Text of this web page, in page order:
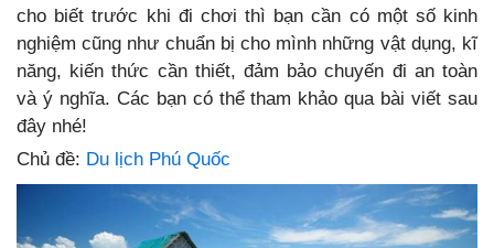
cho biết trước khi đi chơi thì bạn cần có một số kinh
nghiệm cũng như chuẩn bị cho mình những vật dụng, kĩ
năng, kiến thức cần thiết, đảm bảo chuyến đi an toàn
và ý nghĩa. Các bạn có thể tham khảo qua bài viết sau
đây nhé!
Chủ đề: Du lịch Phú Quốc